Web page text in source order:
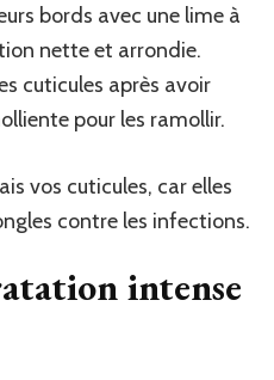
bords avec une lime à
nette et arrondie.
cuticules après avoir
pour les ramollir.
vos cuticules, car elles
contre les infections.
intense